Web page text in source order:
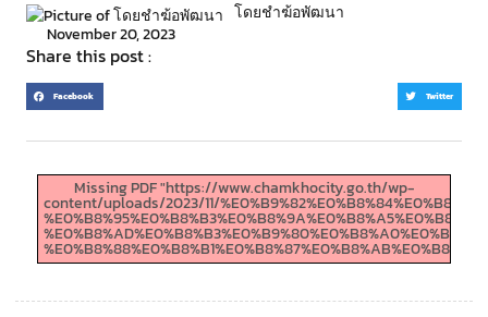
โดยชำฆ้อพัฒนา
November 20, 2023
Share this post :
Facebook Twitter
Missing PDF "https://www.chamkhocity.go.th/wp-
content/uploads/2023/11/